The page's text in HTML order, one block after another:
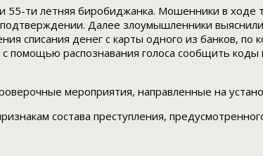
55-ти летняя биробиджанка. Мошенники в
Далее злоумышленники
списания денег с карты одного из банков,
распознавания голоса сообщить коды
мероприятия, направленные на
состава преступления,